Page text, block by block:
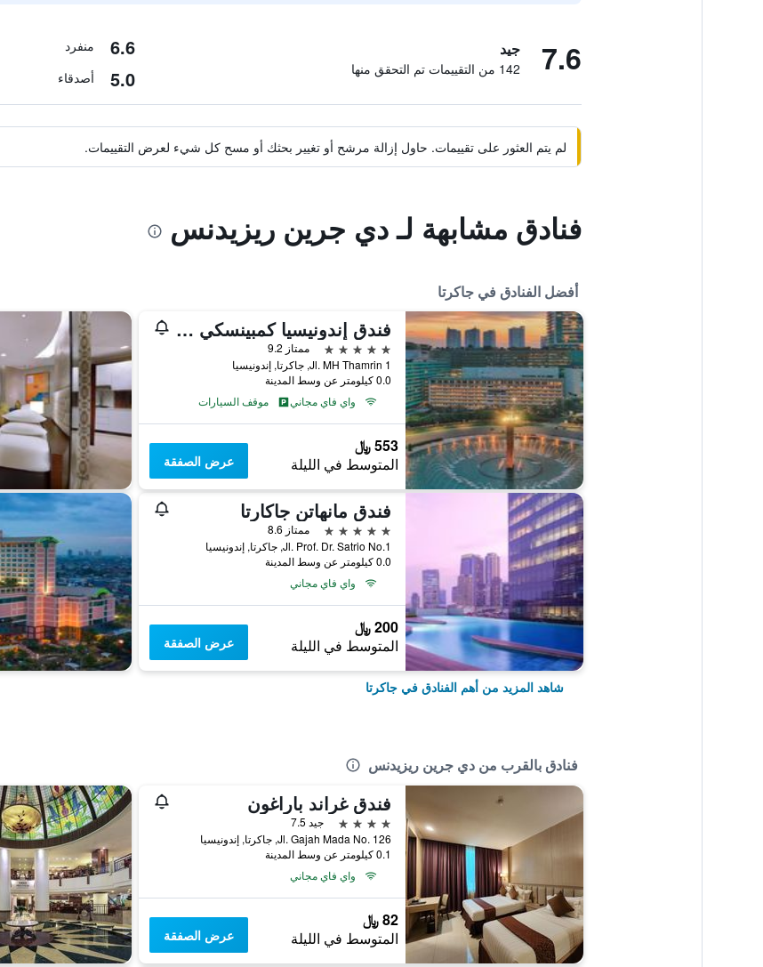
7.6 جيد
142 من التقييمات تم التحقق منها
6.6 منفرد
5.0 أصدقاء
لم يتم العثور على تقييمات. حاول إزالة مرشح أو تغيير بحثك أو مسح كل شيء لعرض التقييمات.
فنادق مشابهة لـ دي جرين ريزيدنس
أفضل الفنادق في جاكرتا
فندق إندونيسيا كمبينسكي جاكرتا
5 نجوم
ممتاز 9.2
Jl. MH Thamrin 1, جاكرتا, إندونيسيا
0.0 كيلومتر عن وسط المدينة
واي فاي مجاني
موقف السيارات
553 ﷼
المتوسط في الليلة عرض الصفقة
فندق مانهاتن جاكارتا
5 نجوم
ممتاز 8.6
Jl. Prof. Dr. Satrio No.1, جاكرتا, إندونيسيا
0.0 كيلومتر عن وسط المدينة
واي فاي مجاني
200 ﷼
المتوسط في الليلة عرض الصفقة
شاهد المزيد من أهم الفنادق في جاكرتا
فنادق بالقرب من دي جرين ريزيدنس
فندق غراند باراغون
4 نجوم
جيد 7.5
Jl. Gajah Mada No. 126, جاكرتا, إندونيسيا
0.1 كيلومتر عن وسط المدينة
واي فاي مجاني
82 ﷼
المتوسط في الليلة عرض الصفقة